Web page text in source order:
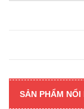
SẢN PHẨM NỔI